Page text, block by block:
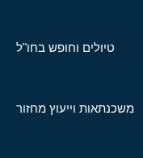
טיולים וחופש בחו"ל
משכנתאות וייעוץ מחזור